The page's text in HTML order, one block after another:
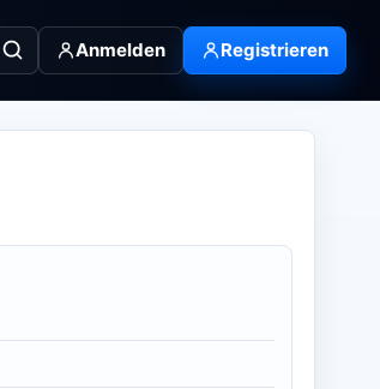
Anmelden Registrieren